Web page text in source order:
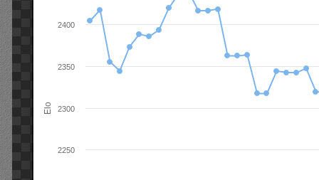
Elo
2250
2300
2350
2400